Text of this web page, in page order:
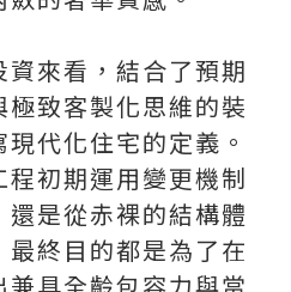
來看，結合了預期
致客製化思維的裝
代化住宅的定義。
程初期運用變更機制
是從赤裸的結構體
終目的都是為了在